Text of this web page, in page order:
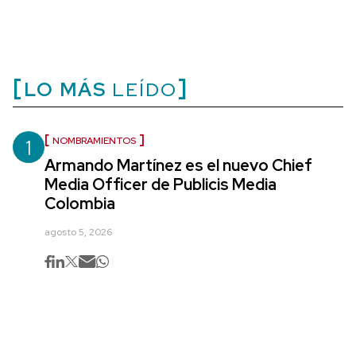
LO MÁS LEÍDO
1 NOMBRAMIENTOS
Armando Martínez es el nuevo Chief
Media Officer de Publicis Media
Colombia
agosto 5, 2026